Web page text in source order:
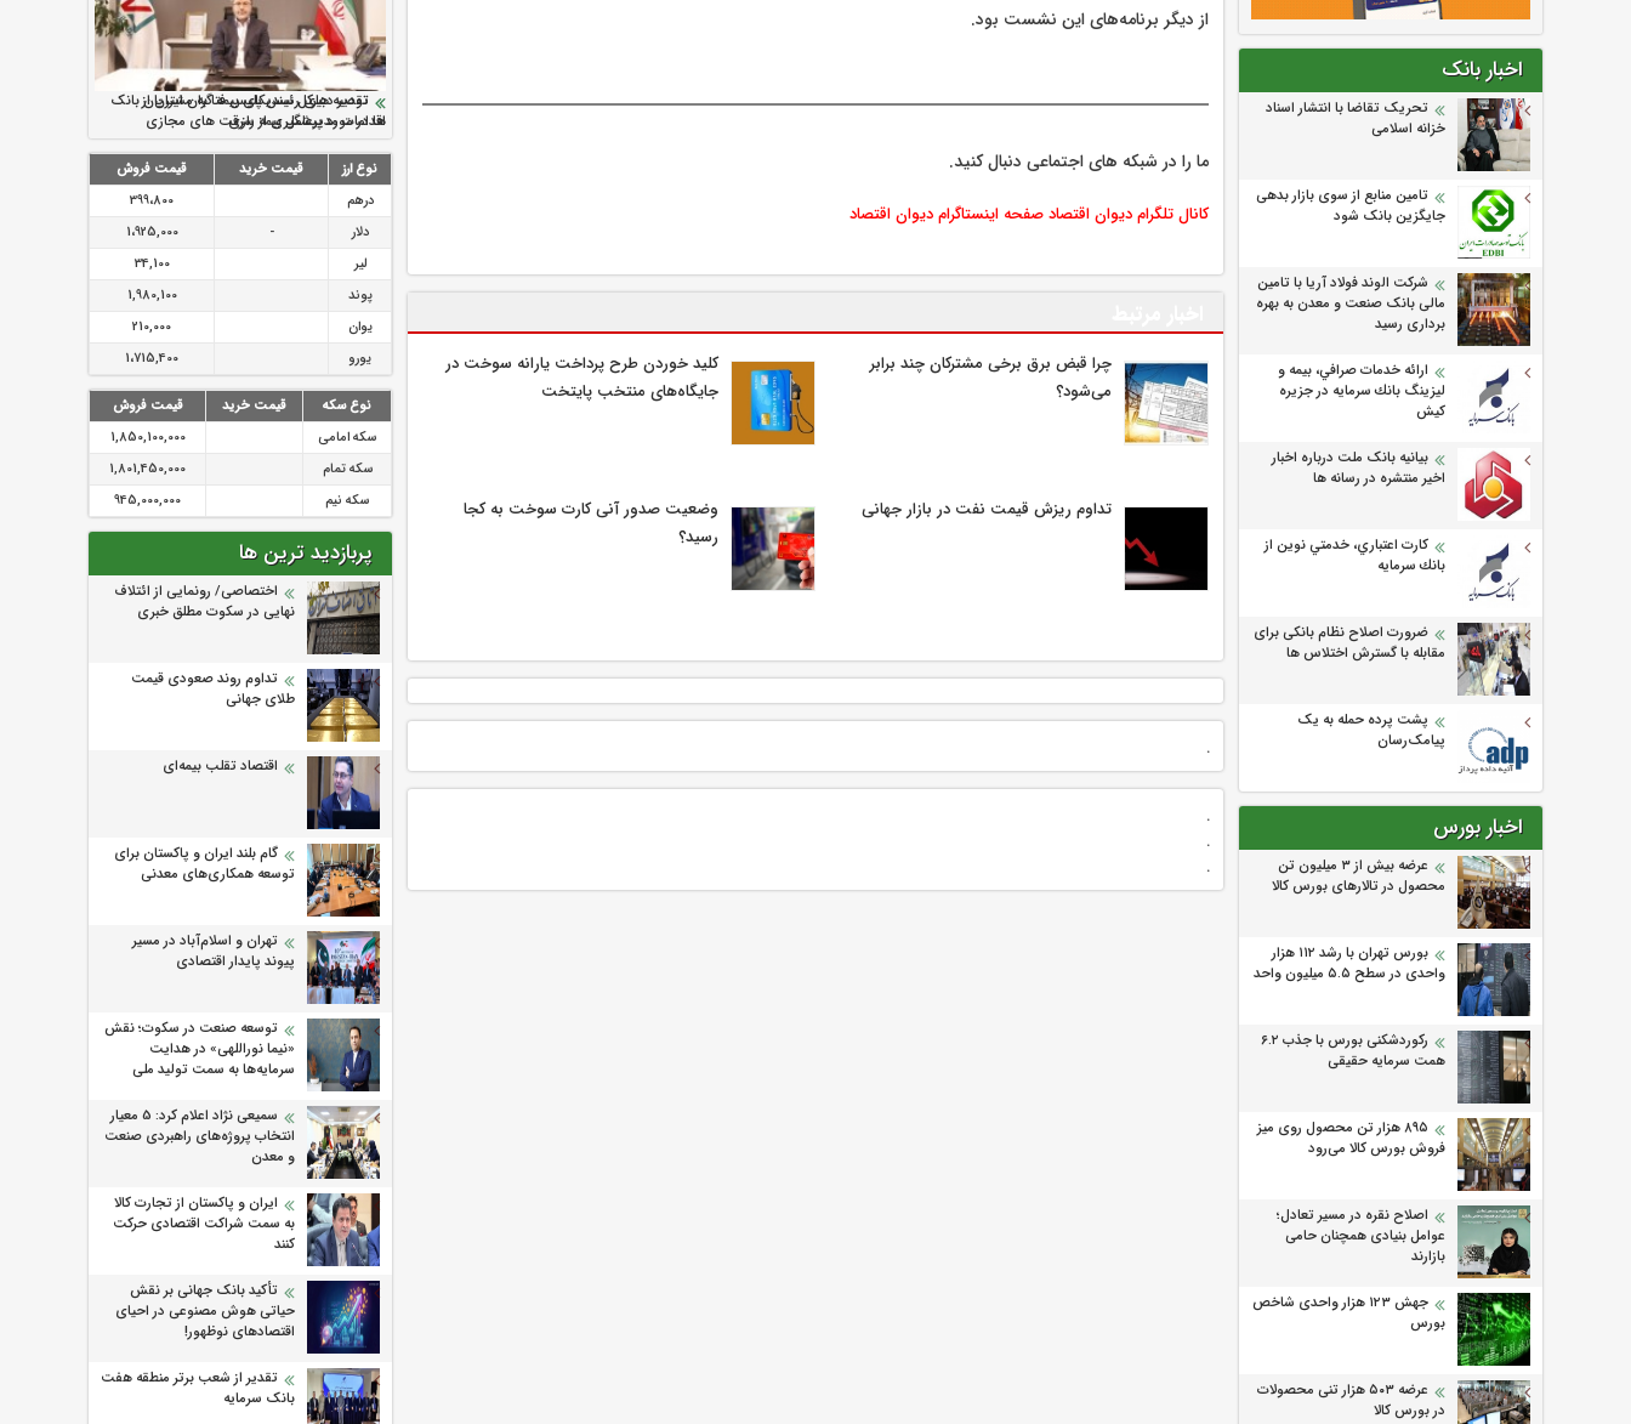
اخبار بانک
تحریک تقاضا با انتشار اسناد
خزانه اسلامی
تامین منابع از سوی بازار بدهی
جایگزین بانک شود
شرکت الوند فولاد آریا با تامین
مالی بانک صنعت و معدن به بهره
برداری رسید
ارائه خدمات صرافي، بيمه و
ليزينگ بانك سرمايه در جزيره
كيش
بیانیه بانک ملت درباره اخبار
اخیر منتشره در رسانه ها
كارت اعتباري، خدمتي نوين از
بانك سرمايه
ضرورت اصلاح نظام بانکی برای
مقابله با گسترش اختلاس ها
پشت پرده حمله به یک
پیامک‌رسان
اخبار بورس
عرضه بیش از ۳ میلیون تن
محصول در تالارهای بورس کالا
بورس تهران با رشد ۱۱۲ هزار
واحدی در سطح ۵.۵ میلیون واحد
رکوردشکنی بورس با جذب ۶.۲
همت سرمایه حقیقی
۸۹۵ هزار تن محصول روی میز
فروش بورس کالا می‌‌رود
اصلاح نقره در مسیر تعادل؛
عوامل بنیادی همچنان حامی
بازارند
جهش ۱۲۳ هزار واحدی شاخص
بورس
عرضه ۵۰۳ هزار تنی محصولات
در بورس کالا
از دیگر برنامه‌های این نشست بود.
ما را در شبکه های اجتماعی دنبال کنید.
کانال تلگرام دیوان اقتصادصفحه اینستاگرام دیوان اقتصاد
چرا قبض برق برخی مشترکان چند برابر
می‌شود؟
کلید خوردن طرح پرداخت یارانه سوخت در
جایگاه‌های منتخب پایتخت
تداوم ریزش قیمت نفت در بازار جهانی
وضعیت صدور آنی کارت سوخت به کجا
رسید؟
.
.
.
.
ارزش سهام عدالت بالا رفت
سرمایه بیمه کوثر به ۴ همت می‌رسد
نود ثانیه با فولاد سنگان
تقدیر دبیرکل سندیکای بیمه گران ایران از
اقدامات مدیرعامل بیمه رازی
توصیه های رئیس پلیس فتا به مشتریان بانک
ها در مورد پیشگیری از سرقت های مجازی
نوع ارز قیمت خرید
قیمت فروش
درهم
399،800
دلار
-
1،925,000
لیر
34,100
پوند
1,980,100
یوان
210,000
یورو
1،715,400
نوع سکه قیمت خرید
قیمت فروش
سکه امامی
1,850,100,000
سکه تمام
1,801,450,000
سکه نیم
945,000,000
پربازدید ترین ها
اختصاصی/ رونمایی از ائتلاف‌
نهایی در سکوت مطلق خبری
تداوم روند صعودی قیمت
طلای جهانی
اقتصاد تقلب بیمه‌ای
گام بلند ایران و پاکستان برای
توسعه همکاری‌های معدنی
تهران و اسلام‌آباد در مسیر
پیوند پایدار اقتصادی
توسعه صنعت در سکوت؛ نقش
«نیما نوراللهی» در هدایت
سرمایه‌ها به سمت تولید ملی
سمیعی‌ نژاد اعلام کرد: 5 معیار
انتخاب پروژه‌های راهبردی صنعت
و معدن
ایران و پاکستان از تجارت کالا
به سمت شراکت اقتصادی حرکت
کنند
تأکید بانک جهانی بر نقش
حیاتی هوش مصنوعی در احیای
اقتصادهای نوظهور!
تقدیر از شعب برتر منطقه هفت
بانک سرمایه